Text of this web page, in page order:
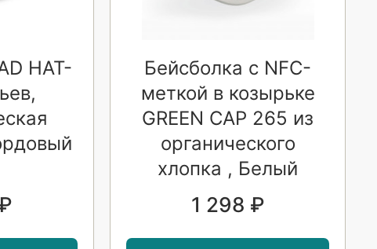
HAT-
Бейсболка с NFC-
меткой в козырьке
GREEN CAP 265 из
органического
хлопка , Белый
1 298 ₽